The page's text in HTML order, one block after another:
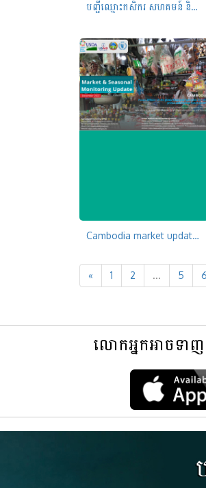
បញ្ជីឈ្មោះកសិករ សហគមន៍ និងក្រុមហ៊ុន ដែលបានចុះបញ្ជីផ្គត់ផ្គង់បន្លែសុវត្ថិភាព
Cambodia market update December, 2022
« 1 2 ... 5 6
លោកអ្នកអាចទាញ